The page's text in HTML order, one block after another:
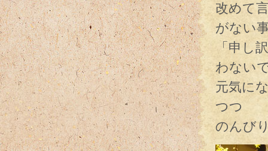
改めて
がない
「申し
わない
元気に
つつ
のんび